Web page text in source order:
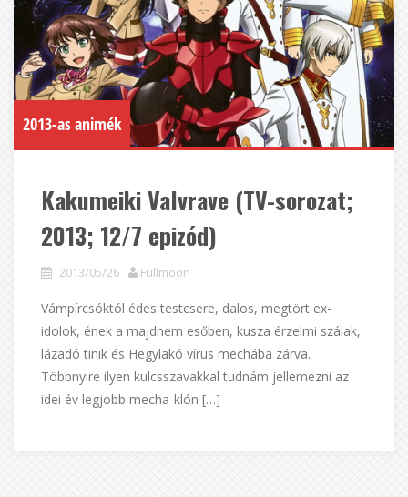
2013-as animék
Kakumeiki Valvrave (TV-sorozat;
2013; 12/7 epizód)
2013/05/26 Fullmoon
Vámpírcsóktól édes testcsere, dalos, megtört ex-
idolok, ének a majdnem esőben, kusza érzelmi szálak,
lázadó tinik és Hegylakó vírus mechába zárva.
Többnyire ilyen kulcsszavakkal tudnám jellemezni az
idei év legjobb mecha-klón […]